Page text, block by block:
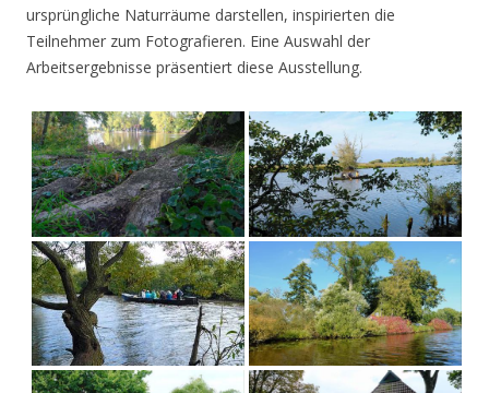
ursprüngliche Naturräume darstellen, inspirierten die
Teilnehmer zum Fotografieren. Eine Auswahl der
Arbeitsergebnisse präsentiert diese Ausstellung.